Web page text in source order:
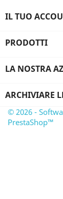
IL TUO
PRODOTTI
LA NOSTRA
ARCHIVIARE
© 2026 -
PrestaShop™